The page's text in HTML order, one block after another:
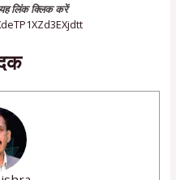
लिंक क्लिक करें